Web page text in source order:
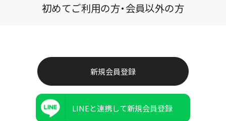
初めてご利用の方・会員以外の方
LINEと連携して新規会員登録